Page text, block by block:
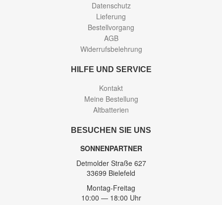
Datenschutz
Lieferung
Bestellvorgang
AGB
Widerrufsbelehrung
HILFE UND SERVICE
Kontakt
Meine Bestellung
Altbatterien
BESUCHEN SIE UNS
SONNENPARTNER
Detmolder Straße 627
33699 Bielefeld
Montag-Freitag
10:00 — 18:00 Uhr